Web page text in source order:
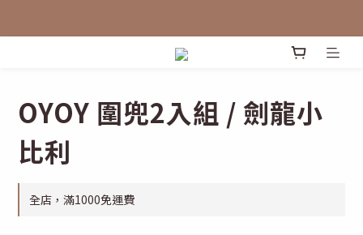
OYOY 圍兜2入組 / 劍龍小
比利
全店，滿1000免運費